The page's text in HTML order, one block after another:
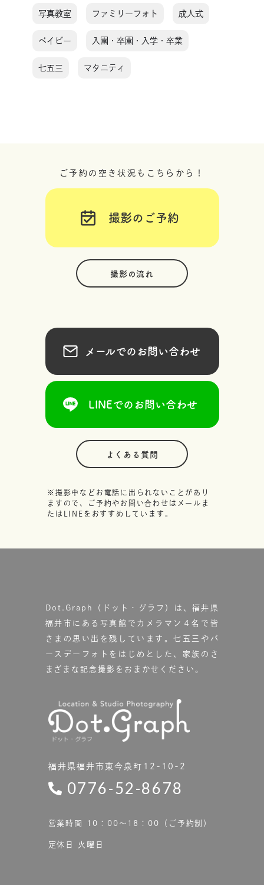
写真教室 ファミリーフォト 成人式
ベイビー 入園・卒園・入学・卒業
七五三 マタニティ
ご予約の空き状況もこちらから！
撮影のご予約
撮影の流れ
メールでのお問い合わせ
LINEでのお問い合わせ
よくある質問
※撮影中などお電話に出られないことがあり
ますので、ご予約やお問い合わせはメールま
たはLINEをおすすめしています。
Dot.Graph（ドット・グラフ）は、福井県
福井市にある写真館で カメラマン４名で皆
さまの思い出を残しています。七五三やバ
ースデーフォトをはじめとした、家族のさ
まざまな記念撮影をおまかせください。
福井県福井市東今泉町12-10-2
0776-52-8678
営業時間 10：00〜18：00（ご予約制）
定休日 火曜日